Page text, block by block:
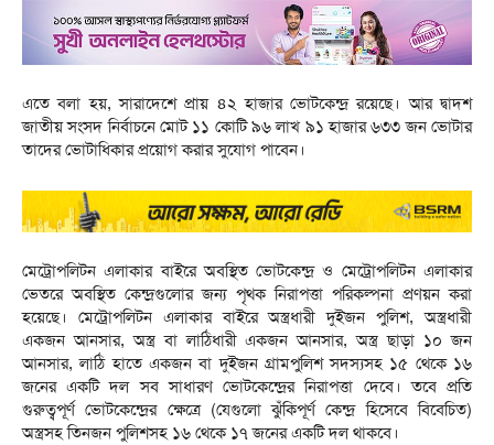
এতে বলা হয়, সারাদেশে প্রায় ৪২ হাজার ভোটকেন্দ্র রয়েছে। আর দ্বাদশ
জাতীয় সংসদ নির্বাচনে মোট ১১ কোটি ৯৬ লাখ ৯১ হাজার ৬৩৩ জন ভোটার
তাদের ভোটাধিকার প্রয়োগ করার সুযোগ পাবেন।
মেট্রোপলিটন এলাকার বাইরে অবস্থিত ভোটকেন্দ্র ও মেট্রোপলিটন এলাকার
ভেতরে অবস্থিত কেন্দ্রগুলোর জন্য পৃথক নিরাপত্তা পরিকল্পনা প্রণয়ন করা
হয়েছে। মেট্রোপলিটন এলাকার বাইরে অস্ত্রধারী দুইজন পুলিশ, অস্ত্রধারী
একজন আনসার, অস্ত্র বা লাঠিধারী একজন আনসার, অস্ত্র ছাড়া ১০ জন
আনসার, লাঠি হাতে একজন বা দুইজন গ্রামপুলিশ সদস্যসহ ১৫ থেকে ১৬
জনের একটি দল সব সাধারণ ভোটকেন্দ্রের নিরাপত্তা দেবে। তবে প্রতি
গুরুত্বপূর্ণ ভোটকেন্দ্রের ক্ষেত্রে (যেগুলো ঝুঁকিপূর্ণ কেন্দ্র হিসেবে বিবেচিত)
অস্ত্রসহ তিনজন পুলিশসহ ১৬ থেকে ১৭ জনের একটি দল থাকবে।